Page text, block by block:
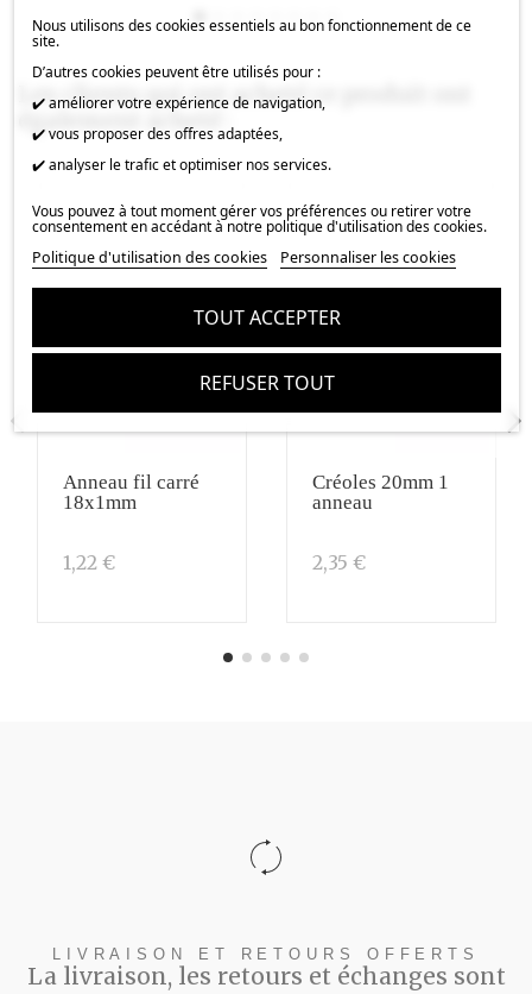
Les clients qui ont acheté ce produit ont
également acheté :
Anneau fil carré
18x1mm
1,22 €
Créoles 20mm 1
anneau
2,35 €
LIVRAISON ET RETOURS OFFERTS
La livraison, les retours et échanges sont
Nous utilisons des cookies essentiels au bon fonctionnement de ce
site.
D’autres cookies peuvent être utilisés pour :
✔️ améliorer votre expérience de navigation,
✔️ vous proposer des offres adaptées,
✔️ analyser le trafic et optimiser nos services.
Vous pouvez à tout moment gérer vos préférences ou retirer votre
consentement en accédant à notre politique d'utilisation des cookies.
Politique d'utilisation des cookies
Personnaliser les cookies
REFUSER TOUT
TOUT ACCEPTER